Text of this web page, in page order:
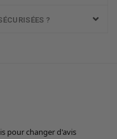
?
pour changer d'avis